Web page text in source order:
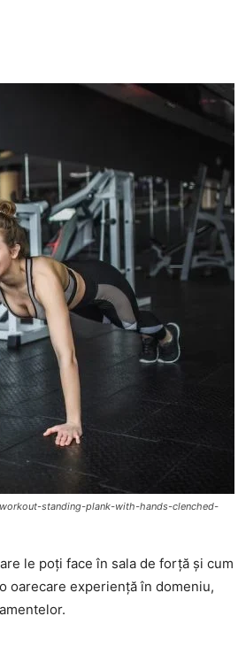
standing-plank-with-hands-clenched-
le poți face în sala de forță și cum
oarecare experiență în domeniu,